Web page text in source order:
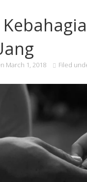
March 1, 2018 Filed